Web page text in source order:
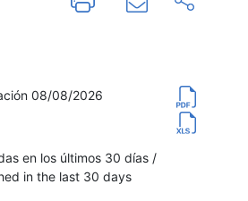
08/08/2026
en los últimos 30 días /
in the last 30 days